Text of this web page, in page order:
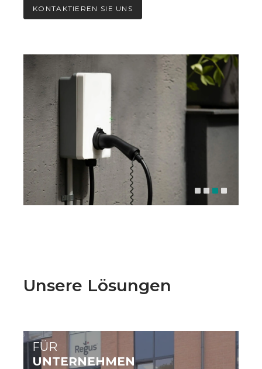
KONTAKTIEREN SIE UNS
Unsere Lösungen
FÜR
UNTERNEHMEN